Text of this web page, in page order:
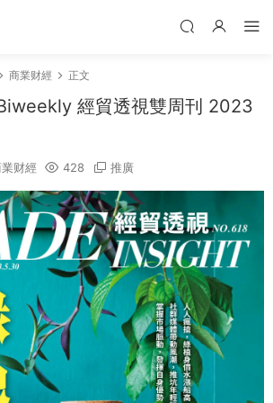
商業财經 正文
經貿透視雙周刊 2023
财經 428 推廣